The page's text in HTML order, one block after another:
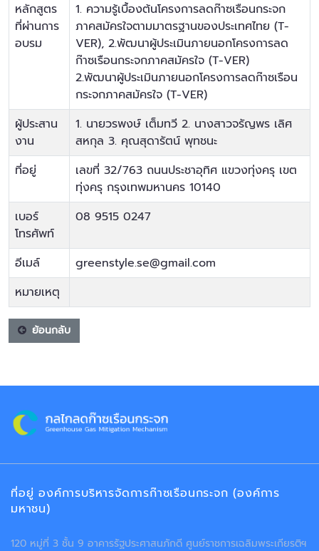
หลักสูตร
ที่ผ่านการ
อบรม
1. ความรู้เบื้องต้นโครงการลดก๊าซเรือนกระจก
ภาคสมัครใจตามมาตรฐานของประเทศไทย (T-
VER), 2.พัฒนาผู้ประเมินภายนอกโครงการลด
ก๊าซเรือนกระจกภาคสมัครใจ (T-VER)
2.พัฒนาผู้ประเมินภายนอกโครงการลดก๊าซเรือน
กระจกภาคสมัครใจ (T-VER)
ผู้ประสาน
งาน
1. นายวรพงษ์ เต็มทวี 2. นางสาวจรัญพร เลิศ
สหกุล 3. คุณสุดารัตน์ พุทชนะ
ที่อยู่
เลขที่ 32/763 ถนนประชาอุทิศ แขวงทุ่งครุ เขต
ทุ่งครุ กรุงเทพมหานคร 10140
เบอร์
โทรศัพท์
08 9515 0247
อีเมล์
greenstyle.se@gmail.com
หมายเหตุ
ย้อนกลับ
ที่อยู่ องค์การบริหารจัดการก๊าซเรือนกระจก (องค์การ
มหาชน)
120 หมู่ที่ 3 ชั้น 9 อาคารรัฐประศาสนภักดี ศูนย์ราชการเฉลิมพระเกียรติฯ